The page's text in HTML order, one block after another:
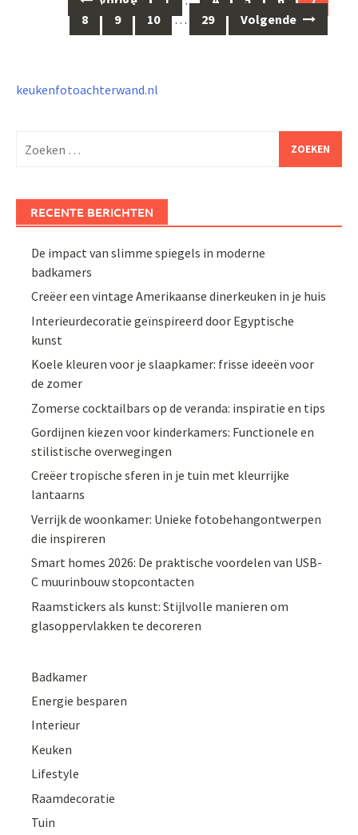
navigatie
8
9 10 … 29 Volgende
keukenfotoachterwand.nl
naar:
RECENTE BERICHTEN
De impact van slimme spiegels in moderne
badkamers
Creëer een vintage Amerikaanse dinerkeuken in je huis
Interieurdecoratie geïnspireerd door Egyptische
kunst
Koele kleuren voor je slaapkamer: frisse ideeën voor
de zomer
Zomerse cocktailbars op de veranda: inspiratie en tips
Gordijnen kiezen voor kinderkamers: Functionele en
stilistische overwegingen
Creëer tropische sferen in je tuin met kleurrijke
lantaarns
Verrijk de woonkamer: Unieke fotobehangontwerpen
die inspireren
Smart homes 2026: De praktische voordelen van USB-
C muurinbouw stopcontacten
Raamstickers als kunst: Stijlvolle manieren om
glasoppervlakken te decoreren
Badkamer
Energie besparen
Interieur
Keuken
Lifestyle
Raamdecoratie
Tuin